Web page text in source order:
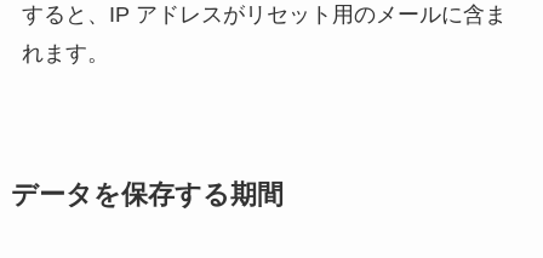
すると、IP アドレスがリセット用のメールに含ま
れます。
データを保存する期間